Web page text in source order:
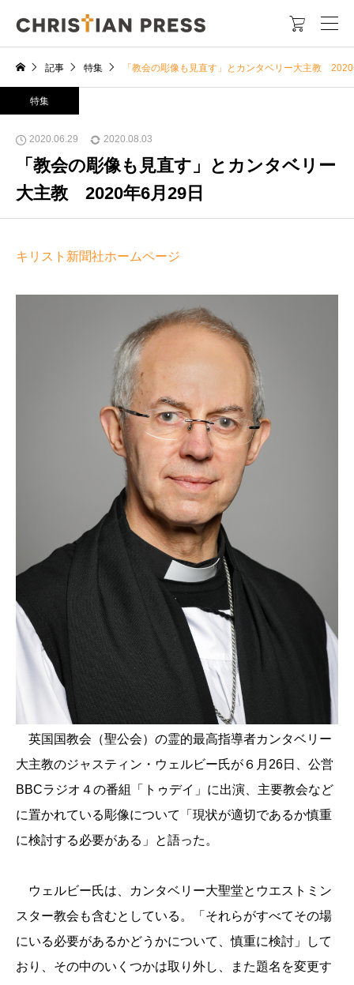

記事 特集 「教会の彫像も見直す」とカンタベリー大主教
特集
2020.06.29 2020.08.03
「教会の彫像も見直す」とカンタベリー
大主教 2020年6月29日
キリスト新聞社ホームページ
英国国教会（聖公会）の霊的最高指導者カンタベリー
大主教のジャスティン・ウェルビー氏が６月26日、公営
BBCラジオ４の番組「トゥデイ」に出演、主要教会など
に置かれている彫像について「現状が適切であるか慎重
に検討する必要がある」と語った。
ウェルビー氏は、カンタベリー大聖堂とウエストミン
スター教会も含むとしている。「それらがすべてその場
にいる必要があるかどうかについて、慎重に検討」して
おり、その中のいくつかは取り外し、また題名を変更す